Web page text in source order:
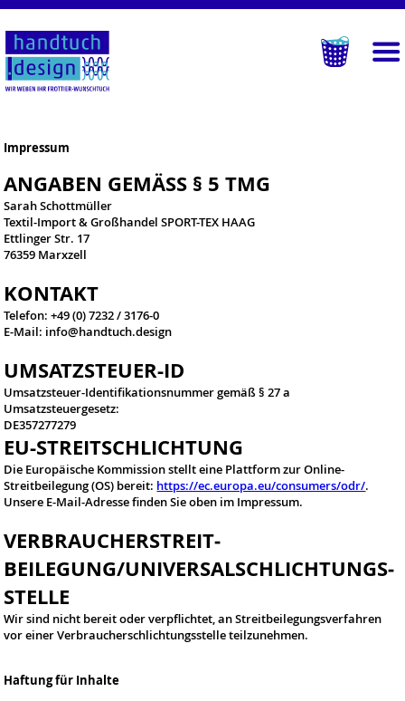
Impressum
ANGABEN GEMÄSS § 5 TMG
Sarah Schottmüller
Textil-Import & Großhandel SPORT-TEX HAAG
Ettlinger Str. 17
76359 Marxzell
KONTAKT
Telefon: +49 (0) 7232 / 3176-0
E-Mail: info@handtuch.design
UMSATZSTEUER-ID
Umsatzsteuer-Identifikationsnummer gemäß § 27 a
Umsatzsteuergesetz:
DE357277279
EU-STREITSCHLICHTUNG
Die Europäische Kommission stellt eine Plattform zur Online-
Streitbeilegung (OS) bereit: https://ec.europa.eu/consumers/odr/.
Unsere E-Mail-Adresse finden Sie oben im Impressum.
VERBRAUCHER­STREIT­
BEILEGUNG/UNIVERSAL­SCHLICHTUNGS­
STELLE
Wir sind nicht bereit oder verpflichtet, an Streitbeilegungsverfahren
vor einer Verbraucherschlichtungsstelle teilzunehmen.
Haftung für Inhalte